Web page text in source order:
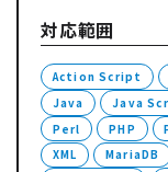
対応範囲
Action Script
Java
Java
Perl
PHP
XML
MariaDB